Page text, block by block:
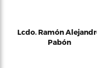
Lcdo. Ramón
Pabón